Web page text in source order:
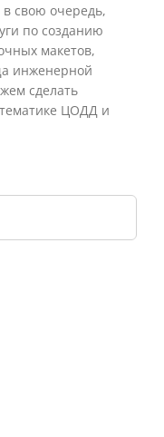
свою очередь,
по созданию
макетов,
инженерной
сделать
ЦОДД и